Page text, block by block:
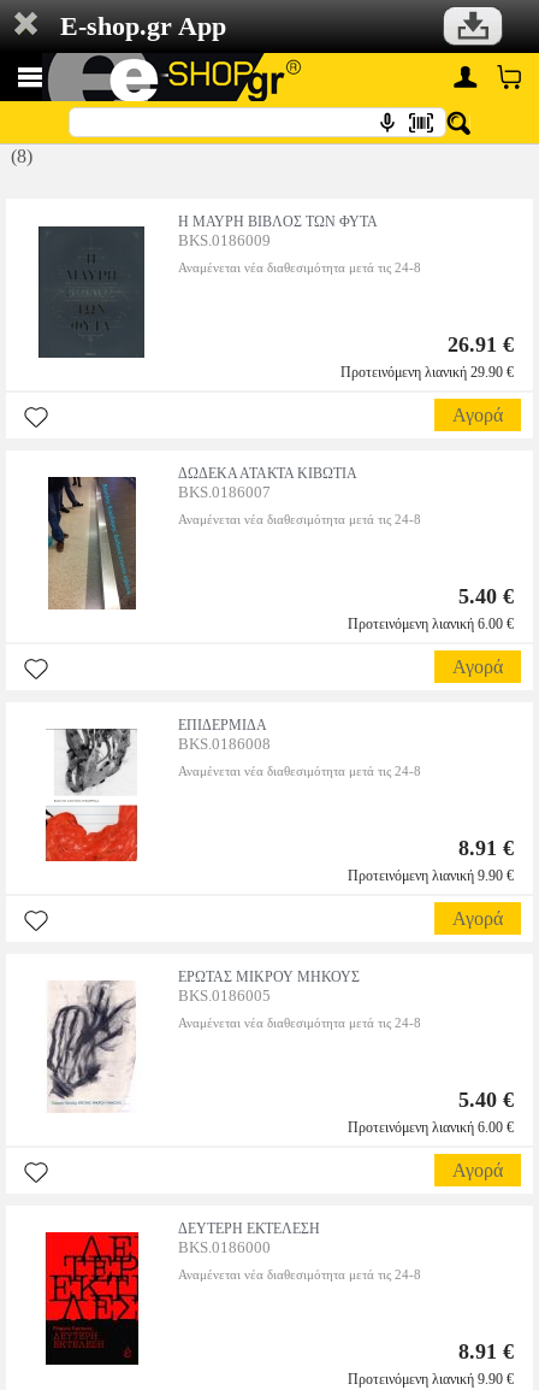
E-shop.gr App
(8)
Η ΜΑΥΡΗ ΒΙΒΛΟΣ ΤΩΝ ΦΥΤΑ
BKS.0186009
Αναμένεται νέα διαθεσιμότητα μετά τις 24-8
26.91 €
Προτεινόμενη λιανική 29.90 €
Αγορά
ΔΩΔΕΚΑ ΑΤΑΚΤΑ ΚΙΒΩΤΙΑ
BKS.0186007
Αναμένεται νέα διαθεσιμότητα μετά τις 24-8
5.40 €
Προτεινόμενη λιανική 6.00 €
Αγορά
ΕΠΙΔΕΡΜΙΔΑ
BKS.0186008
Αναμένεται νέα διαθεσιμότητα μετά τις 24-8
8.91 €
Προτεινόμενη λιανική 9.90 €
Αγορά
ΕΡΩΤΑΣ ΜΙΚΡΟΥ ΜΗΚΟΥΣ
BKS.0186005
Αναμένεται νέα διαθεσιμότητα μετά τις 24-8
5.40 €
Προτεινόμενη λιανική 6.00 €
Αγορά
ΔΕΥΤΕΡΗ ΕΚΤΕΛΕΣΗ
BKS.0186000
Αναμένεται νέα διαθεσιμότητα μετά τις 24-8
8.91 €
Προτεινόμενη λιανική 9.90 €